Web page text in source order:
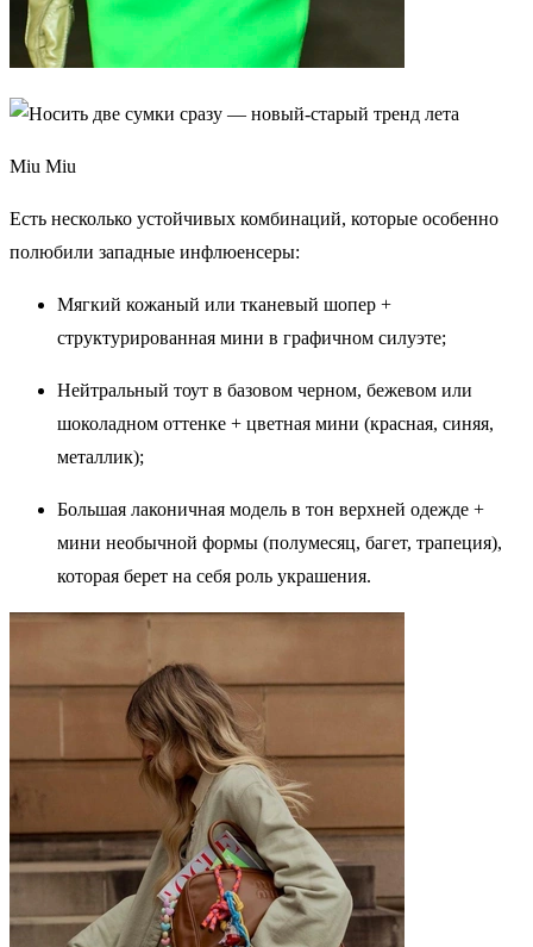
Miu Miu
Есть несколько устойчивых комбинаций, которые особенно
полюбили западные инфлюенсеры:
Мягкий кожаный или тканевый шопер +
структурированная мини в графичном силуэте;
Нейтральный тоут в базовом черном, бежевом или
шоколадном оттенке + цветная мини (красная, синяя,
металлик);
Большая лаконичная модель в тон верхней одежде +
мини необычной формы (полумесяц, багет, трапеция),
которая берет на себя роль украшения.